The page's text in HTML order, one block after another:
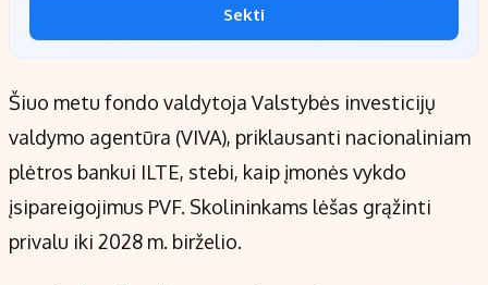
Sekti
Šiuo metu fondo valdytoja Valstybės investicijų
valdymo agentūra (VIVA), priklausanti nacionaliniam
plėtros bankui ILTE, stebi, kaip įmonės vykdo
įsipareigojimus PVF. Skolininkams lėšas grąžinti
privalu iki 2028 m. birželio.